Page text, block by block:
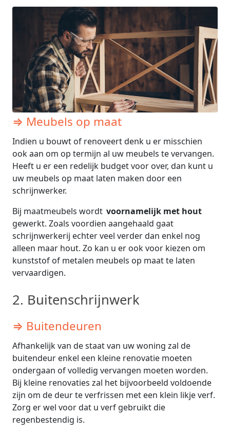
⇒ Meubels op maat
Indien u bouwt of renoveert denk u er misschien
ook aan om op termijn al uw meubels te vervangen.
Heeft u er een redelijk budget voor over, dan kunt u
uw meubels op maat laten maken door een
schrijnwerker.
Bij maatmeubels wordt voornamelijk met hout
gewerkt. Zoals voordien aangehaald gaat
schrijnwerkerij echter veel verder dan enkel nog
alleen maar hout. Zo kan u er ook voor kiezen om
kunststof of metalen meubels op maat te laten
vervaardigen.
2. Buitenschrijnwerk
⇒ Buitendeuren
Afhankelijk van de staat van uw woning zal de
buitendeur enkel een kleine renovatie moeten
ondergaan of volledig vervangen moeten worden.
Bij kleine renovaties zal het bijvoorbeeld voldoende
zijn om de deur te verfrissen met een klein likje verf.
Zorg er wel voor dat u verf gebruikt die
regenbestendig is.